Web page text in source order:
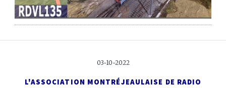
03-10-2022
L'ASSOCIATION MONTRÉJEAULAISE DE RADIO